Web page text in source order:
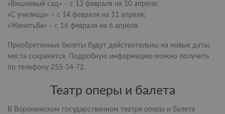
«Вишневый сад» – с 13 февраля на 10 апреля;
«С училища» – с 14 февраля на 11 апреля;
«Женитьба» – с 16 февраля на 6 апреля.
Приобретенные билеты будут действительны на новые даты,
места сохранятся. Подробную информацию можно получить
по телефону 255-54-72.
Театр оперы и балета
В Воронежском государственном театре оперы и балета